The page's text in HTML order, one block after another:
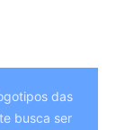
das
busca ser